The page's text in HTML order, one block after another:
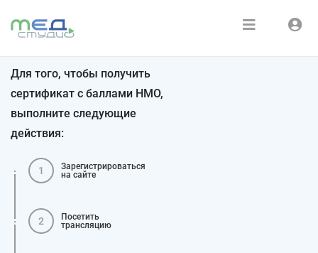
Зарегистрироваться
Для того, чтобы получить
сертификат с баллами НМО,
выполните следующие
действия:
1
Зарегистрироваться
на сайте
2
Посетить
трансляцию